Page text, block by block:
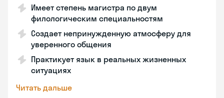
Имеет степень магистра по двум
филологическим специальностям
Создает непринужденную атмосферу для
уверенного общения
Практикует язык в реальных жизненных
ситуациях
Читать дальше